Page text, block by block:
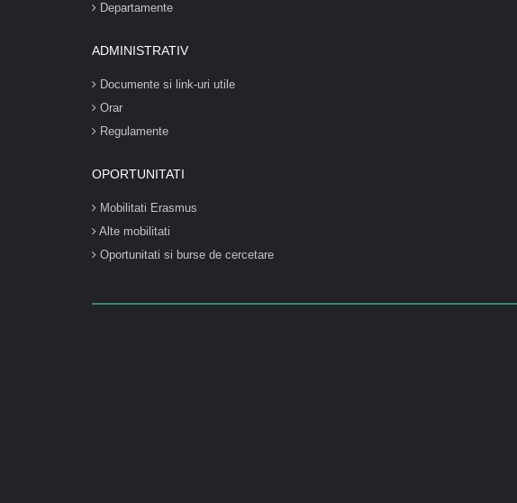
Departamente
ADMINISTRATIV
Documente si link-uri utile
Orar
Regulamente
OPORTUNITATI
Mobilitati Erasmus
Alte mobilitati
Oportunitati si burse de cercetare